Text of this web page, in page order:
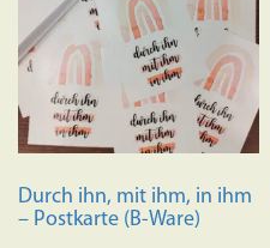
Die
Optionen
können
auf
der
gewählt
werden
Durch ihn, mit ihm, in ihm
– Postkarte (B-Ware)